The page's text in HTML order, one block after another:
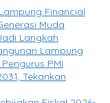
Financial
Muda
Langkah
Lampung
PMI
Tekankan